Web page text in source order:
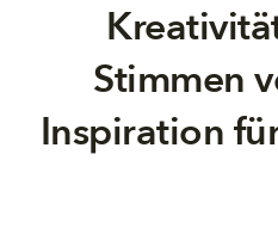
Stimmen
Inspiration